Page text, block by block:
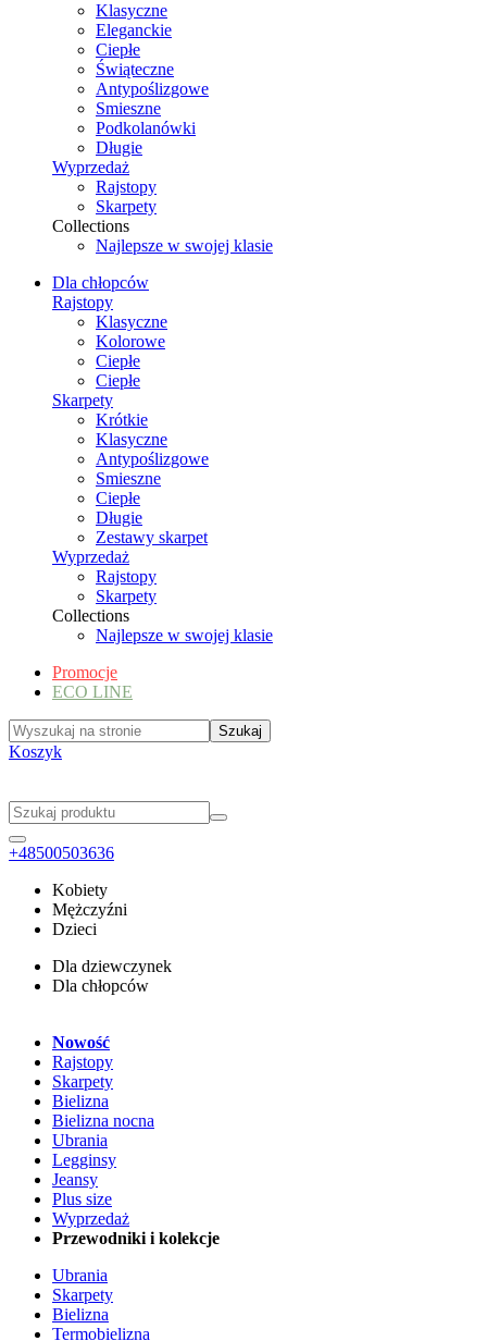
Klasyczne
Eleganckie
Ciepłe
Świąteczne
Antypoślizgowe
Smieszne
Podkolanówki
Długie
Wyprzedaż
Rajstopy
Skarpety
Collections
Najlepsze w swojej klasie
Dla chłopców
Rajstopy
Klasyczne
Kolorowe
Ciepłe
Ciepłe
Skarpety
Krótkie
Klasyczne
Antypoślizgowe
Smieszne
Ciepłe
Długie
Zestawy skarpet
Wyprzedaż
Rajstopy
Skarpety
Collections
Najlepsze w swojej klasie
Promocje
ECO LINE
Koszyk
+48500503636
Kobiety
Mężczyźni
Dzieci
Dla dziewczynek
Dla chłopców
Nowość
Rajstopy
Skarpety
Bielizna
Bielizna nocna
Ubrania
Legginsy
Jeansy
Plus size
Wyprzedaż
Przewodniki i kolekcje
Ubrania
Skarpety
Bielizna
Termobielizna